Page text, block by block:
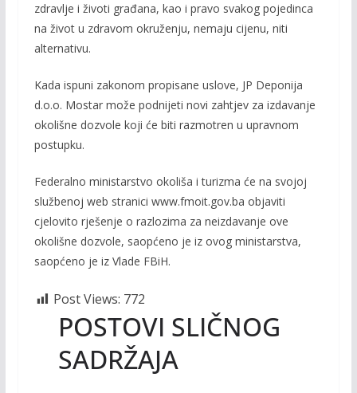
zdravlje i životi građana, kao i pravo svakog pojedinca
na život u zdravom okruženju, nemaju cijenu, niti
alternativu.
Kada ispuni zakonom propisane uslove, JP Deponija
d.o.o. Mostar može podnijeti novi zahtjev za izdavanje
okolišne dozvole koji će biti razmotren u upravnom
postupku.
Federalno ministarstvo okoliša i turizma će na svojoj
službenoj web stranici www.fmoit.gov.ba objaviti
cjelovito rješenje o razlozima za neizdavanje ove
okolišne dozvole, saopćeno je iz ovog ministarstva,
saopćeno je iz Vlade FBiH.
Post Views: 772
POSTOVI SLIČNOG
SADRŽAJA